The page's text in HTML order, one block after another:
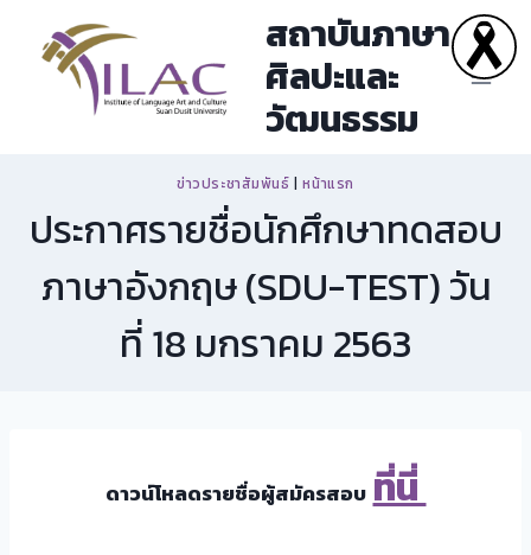
content
สถาบันภาษา
ศิลปะและ
วัฒนธรรม
ข่าวประชาสัมพันธ์ |หน้าแรก
ประกาศรายชื่อนักศึกษาทดสอบ
ภาษาอังกฤษ (SDU-TEST) วัน
ที่ 18 มกราคม 2563
ดาวน์โหลดรายชื่อผู้สมัครสอบ ที่นี่